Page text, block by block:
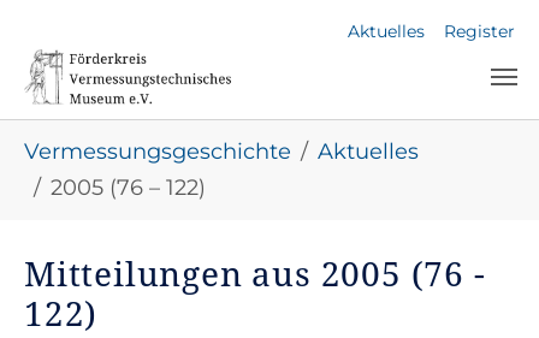
Aktuelles Register
Vermessungsgeschichte
Aktuelles
2005 (76 – 122)
Mitteilungen aus 2005 (76 -
122)